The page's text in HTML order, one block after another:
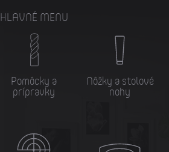
HLAVNÉ MENU
Pomôcky a
prípravky
Nôžky a stolové
nohy